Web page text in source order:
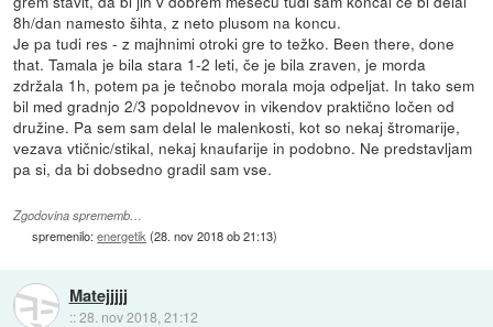
8h/dan namesto šihta, z neto plusom na koncu.
Je pa tudi res - z majhnimi otroki gre to težko. Been there, done
that. Tamala je bila stara 1-2 leti, če je bila zraven, je morda
zdržala 1h, potem pa je tečnobo morala moja odpeljat. In tako sem
bil med gradnjo 2/3 popoldnevov in vikendov praktično ločen od
družine. Pa sem sam delal le malenkosti, kot so nekaj štromarije,
vezava vtičnic/stikal, nekaj knaufarije in podobno. Ne predstavljam
pa si, da bi dobsedno gradil sam vse.
Zgodovina sprememb…
spremenilo:energetik (28. nov 2018 ob 21:13)
Matejjjjj
::28. nov 2018, 21:12